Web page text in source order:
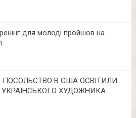
для молоді пройшов на
ПОСОЛЬСТВО В США ОСВІТИЛИ
ХУДОЖНИКА